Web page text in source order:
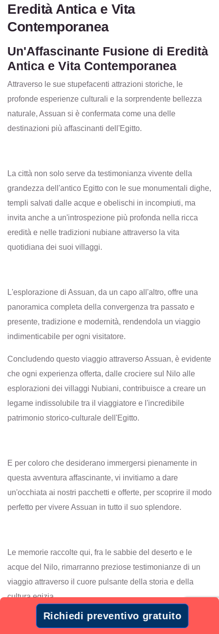
Eredità Antica e Vita
Contemporanea
Un'Affascinante Fusione di Eredità
Antica e Vita Contemporanea
Attraverso le sue stupefacenti attrazioni storiche, le
profonde esperienze culturali e la sorprendente bellezza
naturale, Assuan si è confermata come una delle
destinazioni più affascinanti dell'Egitto.
La città non solo serve da testimonianza vivente della
grandezza dell'antico Egitto con le sue monumentali dighe,
templi salvati dalle acque e obelischi in incompiuti, ma
invita anche a un'introspezione più profonda nella ricca
eredità e nelle tradizioni nubiane attraverso la vita
quotidiana dei suoi villaggi.
L'esplorazione di Assuan, da un capo all'altro, offre una
panoramica completa della convergenza tra passato e
presente, tradizione e modernità, rendendola un viaggio
indimenticabile per ogni visitatore.
Concludendo questo viaggio attraverso Assuan, è evidente
che ogni experienza offerta, dalle crociere sul Nilo alle
esplorazioni dei villaggi Nubiani, contribuisce a creare un
legame indissolubile tra il viaggiatore e l'incredibile
patrimonio storico-culturale dell'Egitto.
E per coloro che desiderano immergersi pienamente in
questa avventura affascinante, vi invitiamo a dare
un'occhiata ai nostri pacchetti e offerte, per scoprire il modo
perfetto per vivere Assuan in tutto il suo splendore.
Le memorie raccolte qui, fra le sabbie del deserto e le
acque del Nilo, rimarranno preziose testimonianze di un
viaggio attraverso il cuore pulsante della storia e della
cultura egizia.
Richiedi preventivo gratuito